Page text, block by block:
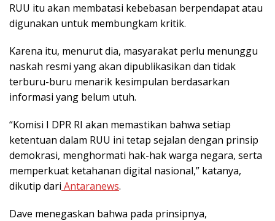
RUU itu akan membatasi kebebasan berpendapat atau
digunakan untuk membungkam kritik.
Karena itu, menurut dia, masyarakat perlu menunggu
naskah resmi yang akan dipublikasikan dan tidak
terburu-buru menarik kesimpulan berdasarkan
informasi yang belum utuh.
“Komisi I DPR RI akan memastikan bahwa setiap
ketentuan dalam RUU ini tetap sejalan dengan prinsip
demokrasi, menghormati hak-hak warga negara, serta
memperkuat ketahanan digital nasional,” katanya,
dikutip dari Antaranews.
Dave menegaskan bahwa pada prinsipnya,